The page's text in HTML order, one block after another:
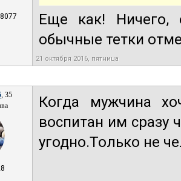
Еще как! Ничего,
обычные тетки
21 октября 2016, пятница
, 35
Когда мужчина
воспитан им сразу
угодно.Только не